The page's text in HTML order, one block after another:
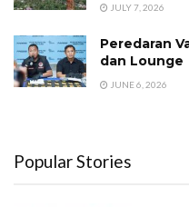
JULY 7, 2026
Peredaran
dan Lounge
JUNE 6, 2026
Popular Stories